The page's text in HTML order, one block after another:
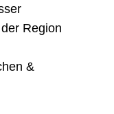
Region
&